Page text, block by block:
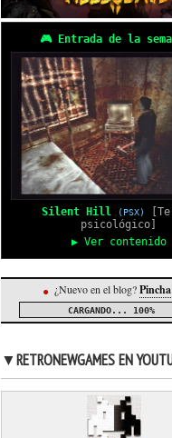
🎮 Entrada de la
Silent Hill (PSX)
psicológico]
▶ Ver contenido
● ¿Nuevo en el blog?
CARGANDO... 100%
▼RETRONEWGAMES EN